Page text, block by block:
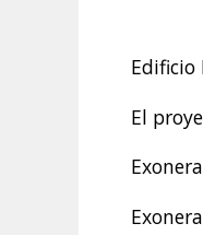
Edificio
El